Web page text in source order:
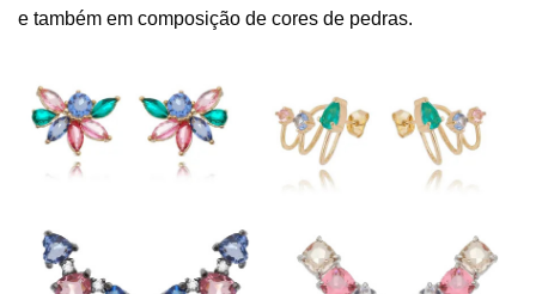
e também em composição de cores de pedras.